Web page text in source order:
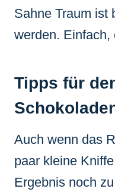
Sahne Traum ist
werden. Einfach,
Tipps für
Auch wenn das
paar kleine
Ergebnis noch